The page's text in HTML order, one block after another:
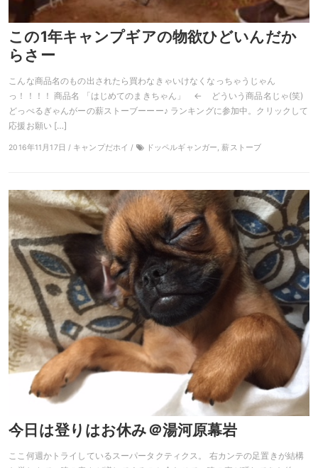
この1年キャンプギアの物欲ひどいんだか
らさー
こんな商品名のもの出されたら買わなきゃいけなくなっちゃうじゃん
っ！！！！ 商品名 「はじめてのまきちゃん」 ← どういう商品名じゃ(笑)
どっぺるぎゃんがーの薪ストーブーーー♪ ランキングに参加中。クリックして
応援お願い […]
2016年11月17日 / キャンプだホイ / ドッペルギャンガー, 薪ストーブ
今日は登りはお休み＠湯河原幕岩
ここ何週かトライしているスーパータクティクス。 右カンテの足置きが結構